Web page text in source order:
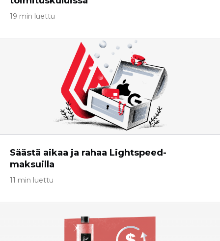
19 min luettu
Säästä aikaa ja rahaa Lightspeed-
maksuilla
11 min luettu